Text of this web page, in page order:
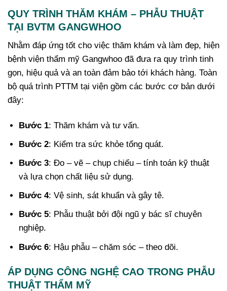
QUY TRÌNH THĂM KHÁM – PHẪU THUẬT
TẠI BVTM GANGWHOO
Nhằm đáp ứng tốt cho việc thăm khám và làm đẹp, hiện
bệnh viện thẩm mỹ Gangwhoo đã đưa ra quy trình tinh
gọn, hiệu quả và an toàn đảm bảo tới khách hàng. Toàn
bộ quá trình PTTM tại viện gồm các bước cơ bản dưới
đây:
Bước 1: Thăm khám và tư vấn.
Bước 2: Kiểm tra sức khỏe tổng quát.
Bước 3: Đo – vẽ – chụp chiếu – tính toán kỹ thuật
và lựa chọn chất liệu sử dụng.
Bước 4: Vệ sinh, sát khuẩn và gây tê.
Bước 5: Phẫu thuật bởi đội ngũ y bác sĩ chuyên
nghiệp.
Bước 6: Hậu phẫu – chăm sóc – theo dõi.
ÁP DỤNG CÔNG NGHỆ CAO TRONG PHẪU
THUẬT THẨM MỸ